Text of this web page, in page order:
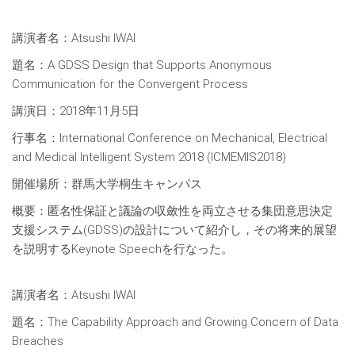
講演者名：Atsushi IWAI
題名：A GDSS Design that Supports Anonymous
Communication for the Convergent Process
講演日：2018年11月5日
行事名：International Conference on Mechanical, Electrical
and Medical Intelligent System 2018 (ICMEMIS2018)
開催場所：群馬大学桐生キャンパス
概要：匿名性保証と議論の収斂性を両立させる集団意思決定
支援システム(GDSS)の設計について紹介し，その将来的展望
を説明するKeynote Speechを行なった。
講演者名：Atsushi IWAI
題名：The Capability Approach and Growing Concern of Data
Breaches